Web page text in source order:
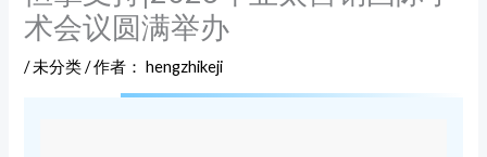
术会议圆满举办
/未分类/ 作者： hengzhikeji